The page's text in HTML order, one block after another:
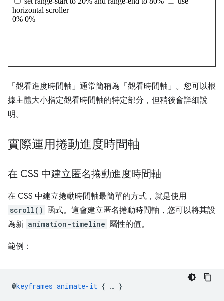
「觀看進度時間軸」通常簡稱為「觀看時間軸」。您可以根
據主體大小指定觀看時間軸的特定部分，但稍後會詳細說
明。
實際運用捲動進度時間軸
在 CSS 中建立匿名捲動進度時間軸
在 CSS 中建立捲動時間軸最簡單的方式，就是使用
scroll() 函式。這會建立匿名捲動時間軸，您可以將其設
為新 animation-timeline 屬性的值。
範例：
@keyframes animate-it { … }